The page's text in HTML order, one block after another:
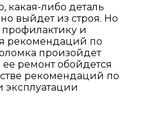
какая-либо деталь
выйдет из строя. Но
и
рекомендаций по
произойдет
ее ремонт обойдется
рекомендаций по